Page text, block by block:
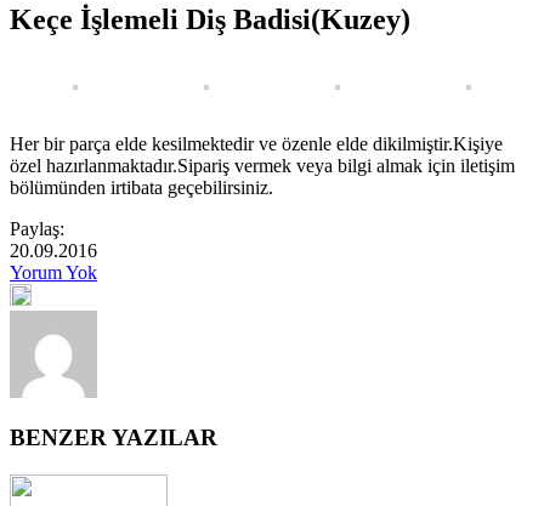
Keçe İşlemeli Diş Badisi(Kuzey)
Her bir parça elde kesilmektedir ve özenle elde dikilmiştir.Kişiye
özel hazırlanmaktadır.Sipariş vermek veya bilgi almak için iletişim
bölümünden irtibata geçebilirsiniz.
Paylaş:
20.09.2016
Yorum Yok
BENZER YAZILAR